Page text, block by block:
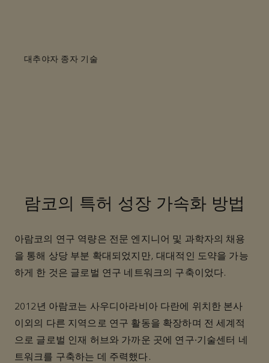
대추야자 종자 기술
람코의 특허 성장 가속화 방법
아람코의 연구 역량은 전문 엔지니어 및 과학자의 채용
을 통해 상당 부분 확대되었지만, 대대적인 도약을 가능
하게 한 것은 글로벌 연구 네트워크의 구축이었다.
2012년 아람코는 사우디아라비아 다란에 위치한 본사
이외의 다른 지역으로 연구 활동을 확장하며 전 세계적
으로 글로벌 인재 허브와 가까운 곳에 연구∙기술센터 네
트워크를 구축하는 데 주력했다.